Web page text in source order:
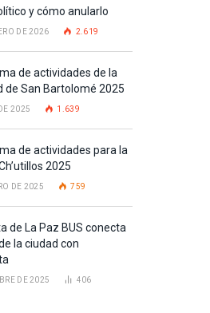
y cómo anularlo
DE 2026 2.619
de actividades de la
de San Bartolomé 2025
2025 1.639
de actividades para la
2025
DE 2025 759
de La Paz BUS conecta
la ciudad con
DE 2025 406